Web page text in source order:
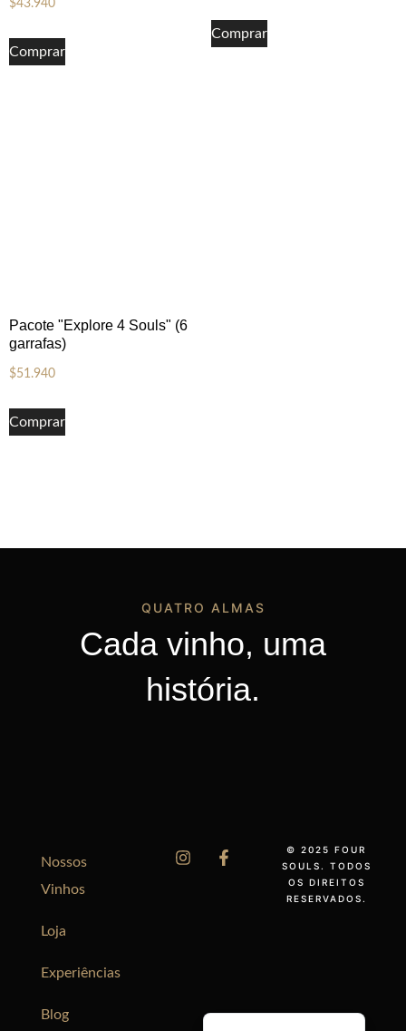
$43.940
Comprar
Comprar
Pacote "Explore 4 Souls" (6
garrafas)
$51.940
Comprar
QUATRO ALMAS
Cada vinho, uma
história.
Nossos
Vinhos
Loja
Experiências
Blog
© 2025 FOUR
SOULS. TODOS
OS DIREITOS
RESERVADOS.